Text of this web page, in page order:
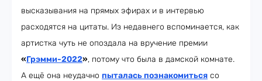
высказывания на прямых эфирах и в интервью
расходятся на цитаты. Из недавнего вспоминается, как
артистка чуть не опоздала на вручение премии
«Грэмми-2022», потому что была в дамской комнате.
А ещё она неудачно пыталась познакомиться со